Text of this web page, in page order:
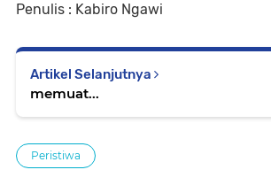
Penulis : Kabiro Ngawi
Artikel Selanjutnya
memuat...
Peristiwa